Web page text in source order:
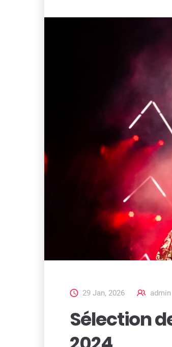
29 Jan, 2026 admin
Sélection